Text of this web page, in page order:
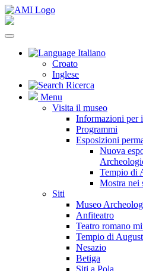
Italiano
Croato
Inglese
Ricerca
Menu
Visita il museo
Informazioni per
Programmi
Esposizioni
Nuova
Tempio di
Mostra nei
Siti
Museo
Anfiteatro
Teatro romano
Tempio di
Nesazio
Betiga
Siti a Pola